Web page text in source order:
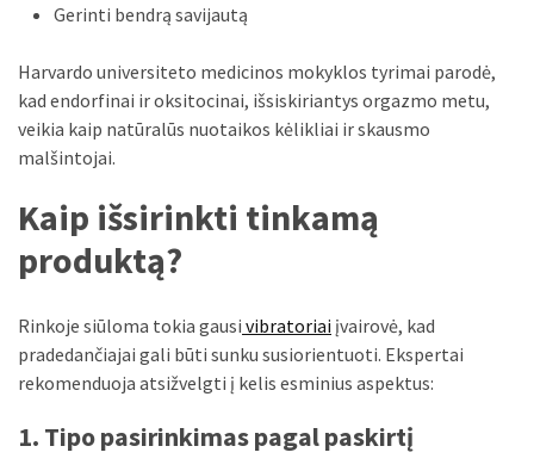
MOST
USED
CATEGORIES
(96)
Prekės
(76)
Paslaugos
(70)
(38)
Gerinti bendrą savijautą
Harvardo universiteto medicinos mokyklos tyrimai parodė,
kad endorfinai ir oksitocinai, išsiskiriantys orgazmo metu,
veikia kaip natūralūs nuotaikos kėlikliai ir skausmo
malšintojai.
Kaip išsirinkti tinkamą
produktą?
Rinkoje siūloma tokia gausi vibratoriai įvairovė, kad
pradedančiajai gali būti sunku susiorientuoti. Ekspertai
rekomenduoja atsižvelgti į kelis esminius aspektus:
1. Tipo pasirinkimas pagal paskirtį